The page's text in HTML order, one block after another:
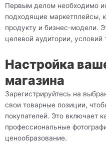
Первым делом необходимо
подходящие маркетплейсы,
продукту и бизнес-модели.
целевой аудитории,
Настройка
магазина
Зарегистрируйтесь на
свои товарные позиции,
покупателей. Это включает
профессиональные
ценообразование.